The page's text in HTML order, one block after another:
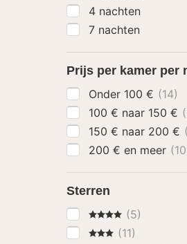
4 nachten
7 nachten
Prijs per kamer per
Onder 100 € (14)
100 € naar 150 €
150 € naar 200 €
200 € en meer
Sterren
4 Sterren
(5)
3 Sterren
(11)